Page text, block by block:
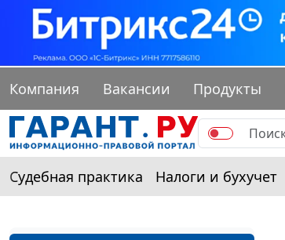
Компания Вакансии Продукты
Судебная практика Налоги и бухучет